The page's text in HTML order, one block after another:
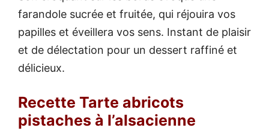
farandole sucrée et fruitée, qui réjouira vos
papilles et éveillera vos sens. Instant de plaisir
et de délectation pour un dessert raffiné et
délicieux.
Recette Tarte abricots
pistaches à l’alsacienne